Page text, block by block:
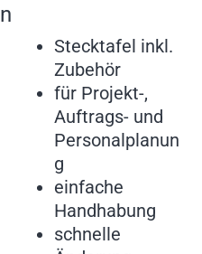
n
Stecktafel inkl.
Zubehör
für Projekt-,
Auftrags- und
Personalplanun
g
einfache
Handhabung
schnelle